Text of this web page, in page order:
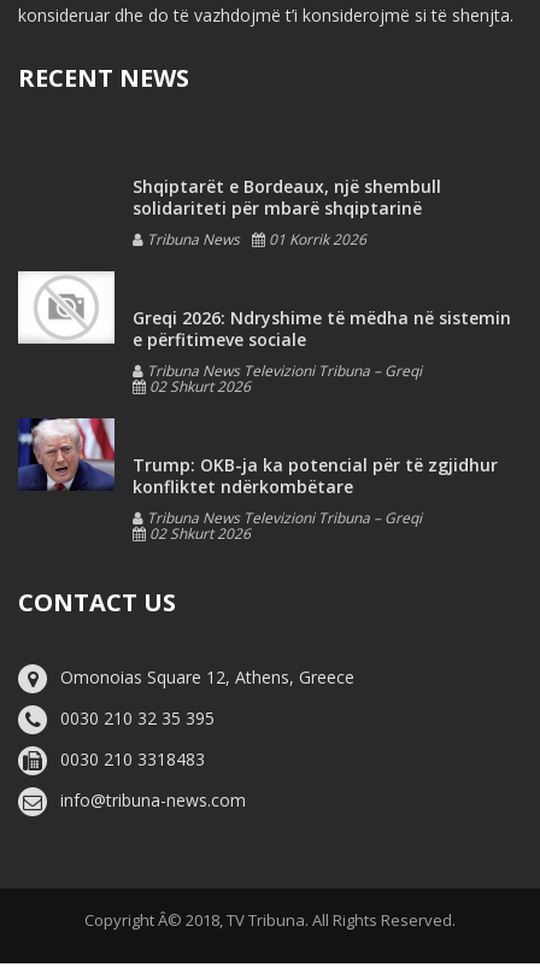
konsideruar dhe do të vazhdojmë t’i konsiderojmë si të shenjta.
RECENT NEWS
Shqiptarët e Bordeaux, një shembull
solidariteti për mbarë shqiptarinë
Tribuna News 01 Korrik 2026
Greqi 2026: Ndryshime të mëdha në sistemin
e përfitimeve sociale
Tribuna News Televizioni Tribuna – Greqi
02 Shkurt 2026
Trump: OKB-ja ka potencial për të zgjidhur
konfliktet ndërkombëtare
Tribuna News Televizioni Tribuna – Greqi
02 Shkurt 2026
CONTACT US
Omonoias Square 12, Athens, Greece
0030 210 32 35 395
0030 210 3318483
info@tribuna-news.com
Copyright Â© 2018, TV Tribuna. All Rights Reserved.